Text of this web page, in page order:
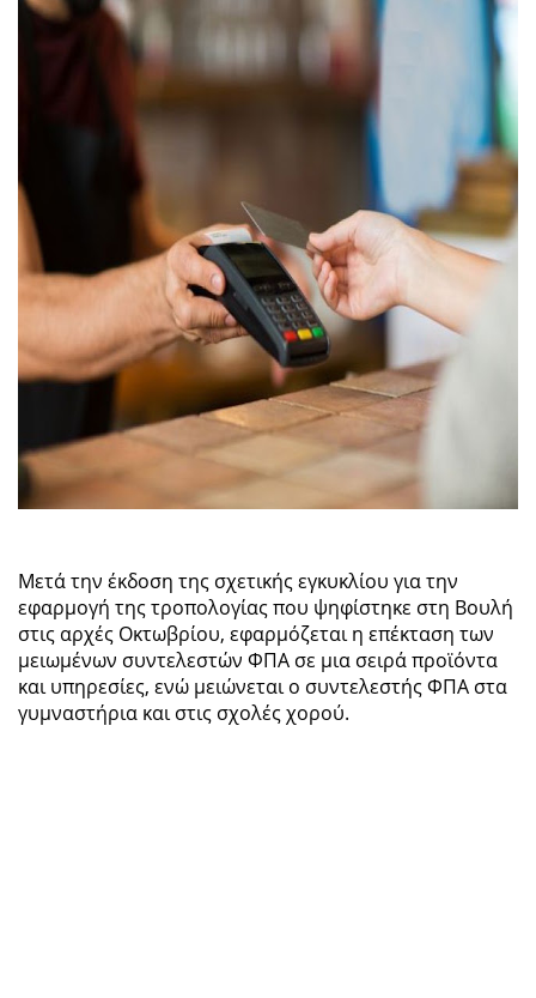
Μετά την έκδοση της σχετικής εγκυκλίου για την
εφαρμογή της τροπολογίας που ψηφίστηκε στη Βουλή
στις αρχές Οκτωβρίου, εφαρμόζεται η επέκταση των
μειωμένων συντελεστών ΦΠΑ σε μια σειρά προϊόντα
και υπηρεσίες, ενώ μειώνεται ο συντελεστής ΦΠΑ στα
γυμναστήρια και στις σχολές χορού.